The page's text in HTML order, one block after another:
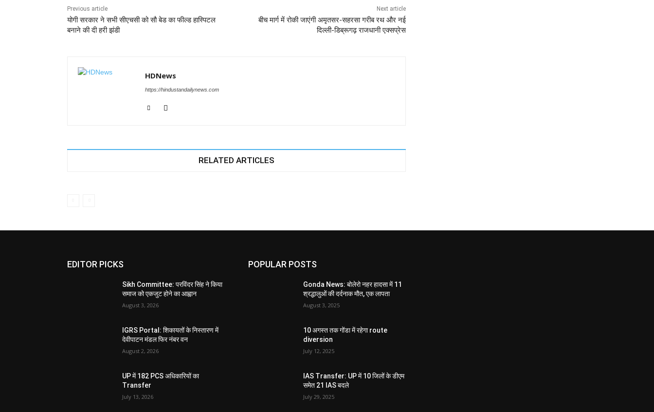
o
o
p
p
er
Previous article
योगी सरकार ने सभी सीएचसी को सौ बेड का फील्ड हास्पिटल
बनाने की दी हरी झंडी
Next article
बीच मार्ग में रोकी जाएंगी अमृतसर-सहरसा गरीब रथ और नई
दिल्ली-डिब्रूगढ़ राजधानी एक्सप्रेस
HDNews
https://hindustandailynews.com
RELATED ARTICLES
EDITOR PICKS
Sikh Committee: परविंदर सिंह ने किया
समाज को एकजुट होने का आह्वान
August 3, 2026
IGRS Portal: शिकायतों के निस्तारण में
देवीपाटन मंडल फिर नंबर वन
August 2, 2026
UP में 182 PCS अधिकारियों का
Transfer
July 13, 2026
POPULAR POSTS
Gonda News: बोलेरो नहर हादसा में 11
श्रद्धालुओं की दर्दनाक मौत, एक लापता
August 3, 2025
10 अगस्त तक गोंडा में रहेगा route
diversion
July 12, 2025
IAS Transfer: UP में 10 जिलों के डीएम
समेत 21 IAS बदले
July 29, 2025